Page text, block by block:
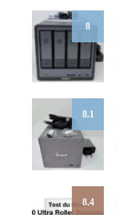
8
8.1
8.4